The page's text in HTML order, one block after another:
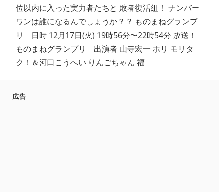
位以内に入った実力者たちと 敗者復活組！ ナンバー
ワンは誰になるんでしょうか？？ ものまねグランプ
リ 日時 12月17日(火) 19時56分〜22時54分 放送！
ものまねグランプリ 出演者 山寺宏一 ホリ モリタ
ク！＆河口こうへい りんごちゃん 福
広告